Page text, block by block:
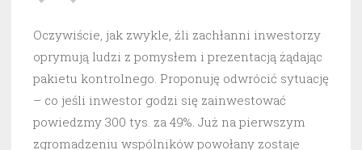
Oczywiście, jak zwykle, źli zachłanni inwestorzy
oprymują ludzi z pomysłem i prezentacją żądając
pakietu kontrolnego. Proponuję odwrócić sytuację
– co jeśli inwestor godzi się zainwestować
powiedzmy 300 tys. za 49%. Już na pierwszym
zgromadzeniu wspólników powołany zostaje